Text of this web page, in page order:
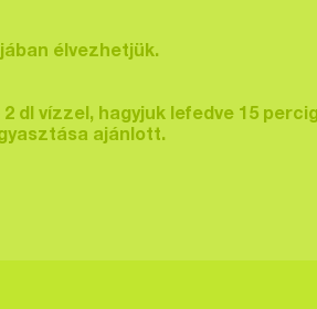
élvezhetjük.
dl vízzel, hagyjuk lefedve 15 percig
ajánlott.